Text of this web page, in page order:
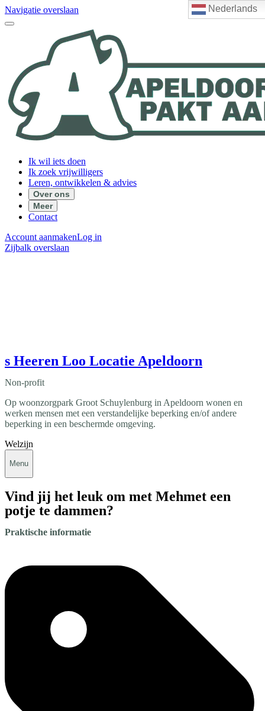
Nederlands
Navigatie overslaan
Ik wil iets doen
Ik zoek vrijwilligers
Leren, ontwikkelen & advies
Over ons
Meer
Contact
Account aanmakenLog in
Zijbalk overslaan
s Heeren Loo Locatie Apeldoorn
Non-profit
Op woonzorgpark Groot Schuylenburg in Apeldoorn wonen en
werken mensen met een verstandelijke beperking en/of andere
beperking in een beschermde omgeving.
Welzijn
Menu
Vind jij het leuk om met Mehmet een
potje te dammen?
Praktische informatie